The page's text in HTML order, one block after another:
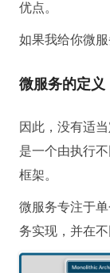
优点。
如果我给你微服
微服务的定义
因此，没有适
是一个由执行
框架。
微服务专注于
务实现，并在不